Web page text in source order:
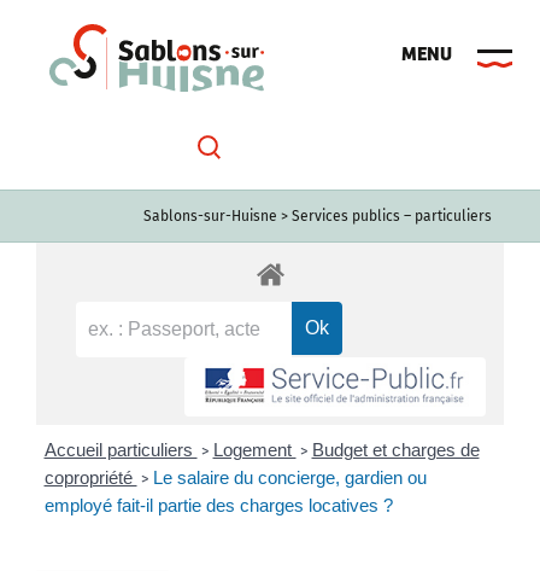
Sablons-sur-Huisne > Services publics – particuliers
Accueil particuliers > Logement > Budget et charges de
copropriété > Le salaire du concierge, gardien ou
employé fait-il partie des charges locatives ?